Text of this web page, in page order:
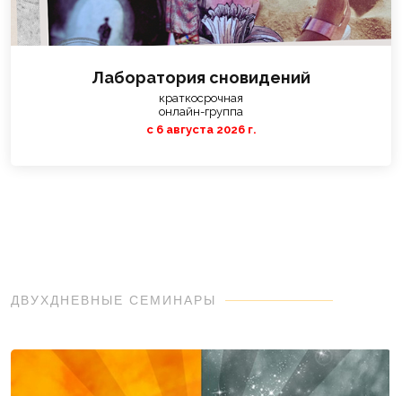
Лаборатория сновидений
краткосрочная
онлайн-группа
с 6 августа 2026 г.
ДВУХДНЕВНЫЕ СЕМИНАРЫ